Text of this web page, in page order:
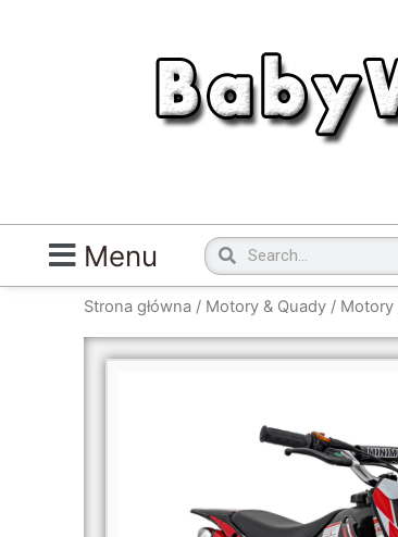
Menu SzukajSzukaj
Strona główna / Motory & Quady / Motory